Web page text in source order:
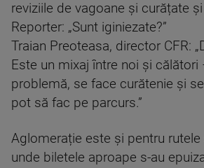
reviziile de vagoane și curățate și
Reporter: „Sunt iginiezate?”
Traian Preoteasa, director CFR:
Este un mixaj între noi și
problemă, se face curătenie și
pot să fac pe parcurs.”
Aglomerație este și pentru
unde biletele aproape s-au